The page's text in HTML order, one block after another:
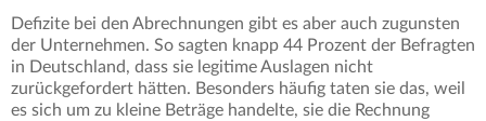
Defizite bei den Abrechnungen gibt es aber auch zugunsten
der Unternehmen. So sagten knapp 44 Prozent der Befragten
in Deutschland, dass sie legitime Auslagen nicht
zurückgefordert hätten. Besonders häufig taten sie das, weil
es sich um zu kleine Beträge handelte, sie die Rechnung